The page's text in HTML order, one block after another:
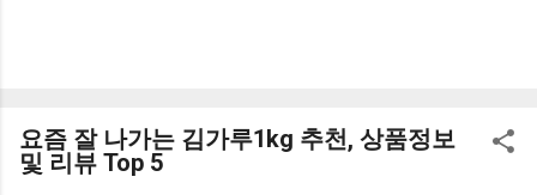
혜택을 놓치지 마세요. 다양한 할인 혜택과 빠른배송 혜택을 놓
치지 않도록 먼저 확인해보세요. 추가할인 확인하기 상품 하나
요즘 잘 나가는 김가루1kg 추천, 상품정보
및 리뷰 Top 5